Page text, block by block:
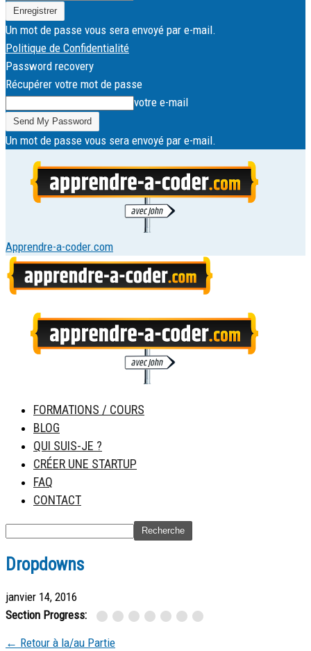
Un mot de passe vous sera envoyé par e-mail.
Politique de Confidentialité
Password recovery
Récupérer votre mot de passe
votre e-mail
Un mot de passe vous sera envoyé par e-mail.
Apprendre-a-coder.com
FORMATIONS / COURS
BLOG
QUI SUIS-JE ?
CRÉER UNE STARTUP
FAQ
CONTACT
Dropdowns
janvier 14, 2016
Section Progress:
← Retour à la/au Partie